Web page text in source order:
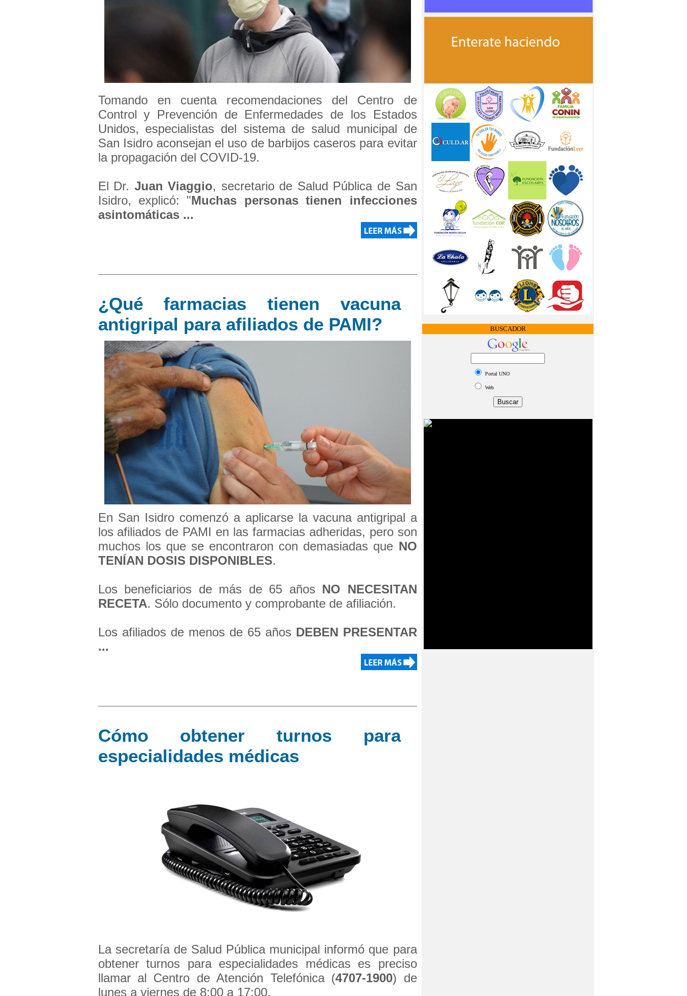
Tomando en cuenta recomendaciones del Centro de
Control y Prevención de Enfermedades de los Estados
Unidos, especialistas del sistema de salud municipal de
San Isidro aconsejan el uso de barbijos caseros para evitar
la propagación del COVID-19.
El Dr. Juan Viaggio, secretario de Salud Pública de San
Isidro, explicó: "Muchas personas tienen infecciones
asintomáticas ...
¿Qué farmacias tienen vacuna
antigripal para afiliados de PAMI?
En San Isidro comenzó a aplicarse la vacuna antigripal a
los afiliados de PAMI en las farmacias adheridas, pero son
muchos los que se encontraron con demasiadas que NO
TENÍAN DOSIS DISPONIBLES.
Los beneficiarios de más de 65 años NO NECESITAN
RECETA. Sólo documento y comprobante de afiliación.
Los afiliados de menos de 65 años DEBEN PRESENTAR
...
Cómo obtener turnos para
especialidades médicas
La secretaría de Salud Pública municipal informó que para
obtener turnos para especialidades médicas es preciso
llamar al Centro de Atención Telefónica (4707-1900) de
lunes a viernes de 8:00 a 17:00.
BUSCADOR
Portal UNO
Web